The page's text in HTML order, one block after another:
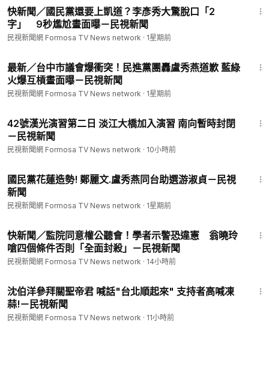
快新聞／國民黨還要上凱道？李彥秀大驚脫口「2
字」 9秒尷尬畫面曝－民視新聞
民視新聞網 Formosa TV News network · 1星期前
最新／台中市議會爆衝突！民進黨團轟盧秀燕道歉 藍綠
火爆互槓畫面曝－民視新聞
民視新聞網 Formosa TV News network · 1星期前
42號漢光演習第二日 淡江大橋加入演習 南向暫時封閉
－民視新聞
民視新聞網 Formosa TV News network · 10小時前
國民黨花蓮造勢! 鄭麗文.盧秀燕同台助選游淑貞－民視
新聞
民視新聞網 Formosa TV News network · 1星期前
快新聞／監院同意權公聽會！學者示警恐違憲 翁曉玲
嗆四個條件否則「全面封殺」－民視新聞
民視新聞網 Formosa TV News network · 14小時前
沈伯洋參拜關聖帝君 喊話"台北順起來" 支持者高喊凍
蒜!－民視新聞
民視新聞網 Formosa TV News network · 11小時前